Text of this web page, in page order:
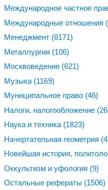
Международное частное
Международные отношения
Менеджмент (8171)
Металлургия (106)
Москвоведение (621)
Музыка (1169)
Муниципальное право (46)
Налоги, налогообложение
Наука и техника (1823)
Начертательная геометрия
Новейшая история,
Оккультизм и уфология (9)
Остальные рефераты (1506)